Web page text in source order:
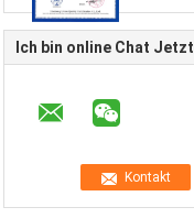
Ich bin online Chat Jetzt